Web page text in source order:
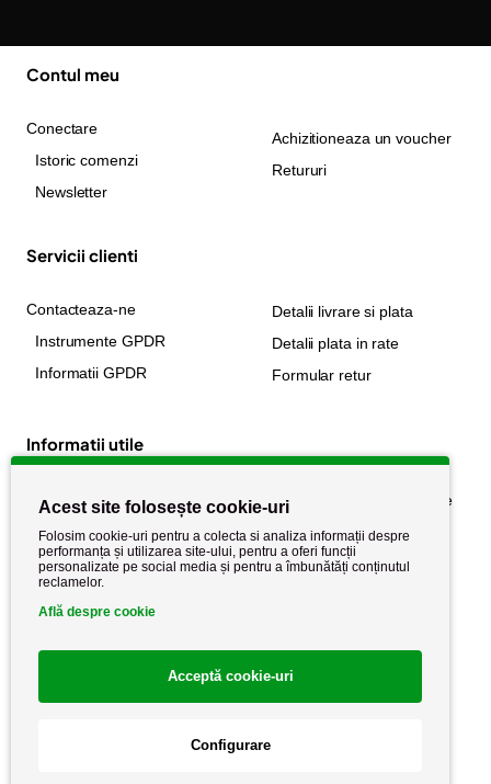
Contul meu
Conectare
Istoric comenzi
Newsletter
Achizitioneaza un voucher
Retururi
Servicii clienti
Contacteaza-ne
Instrumente GPDR
Informatii GPDR
Detalii livrare si plata
Detalii plata in rate
Formular retur
Informatii utile
Despre noi
Stiri si noutati
Politica de cookie
Politica de confidențialitate
Politica de retur
Termeni si conditii
Acest site folosește cookie-uri
Folosim cookie-uri pentru a colecta si analiza informații despre
performanța și utilizarea site-ului, pentru a oferi funcții
personalizate pe social media și pentru a îmbunătăți conținutul
reclamelor.
Află despre cookie
Acceptă cookie-uri
Configurare